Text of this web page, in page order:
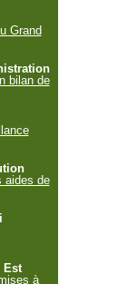
Grand
bilan de
aides de
Est
à